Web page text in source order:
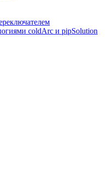
coldArc и pipSolution